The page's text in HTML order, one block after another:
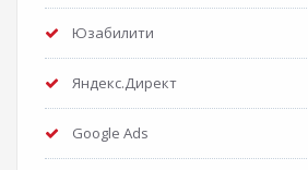
Юзабилити
Яндекс.Директ
Google Ads